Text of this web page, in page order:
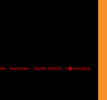
s- boutiques- carnets famille- r�servation